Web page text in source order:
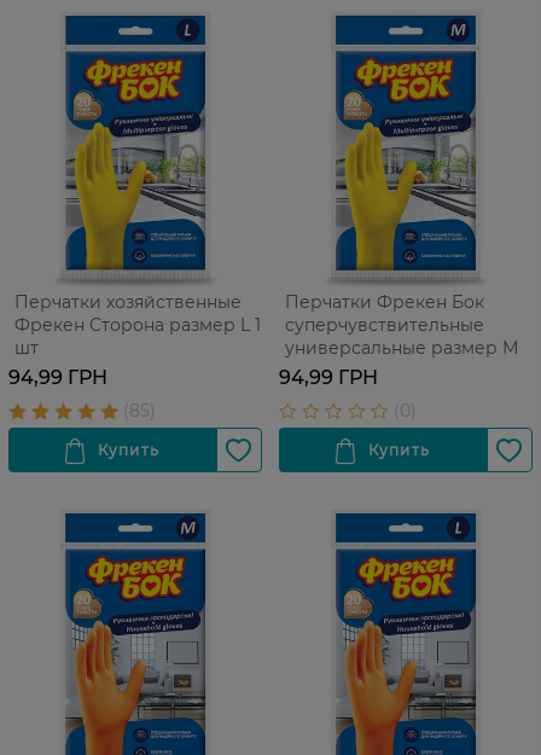
Перчатки хозяйственные
Фрекен Сторона размер L 1
шт
94,99 ГРН
Перчатки Фрекен Бок
суперчувствительные
универсальные размер М
94,99 ГРН